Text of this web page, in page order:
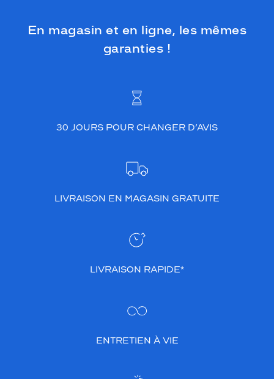
En magasin et en ligne, les mêmes
garanties !
30 JOURS POUR CHANGER D’AVIS
LIVRAISON EN MAGASIN GRATUITE
LIVRAISON RAPIDE*
ENTRETIEN À VIE